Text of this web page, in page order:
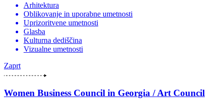
Arhitektura
Oblikovanje in uporabne umetnosti
Uprizoritvene umetnosti
Glasba
Kulturna dediščina
Vizualne umetnosti
Zaprt
Women Business Council in Georgia / Art Council